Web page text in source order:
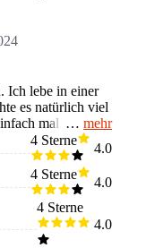
Ich lebe in einer
es natürlich viel
mal
da er trotz
zu fahren ist
hatte. Die
sind allerdings
mehr
4 Sterne
4.0
4 Sterne
4.0
4 Sterne
4.0